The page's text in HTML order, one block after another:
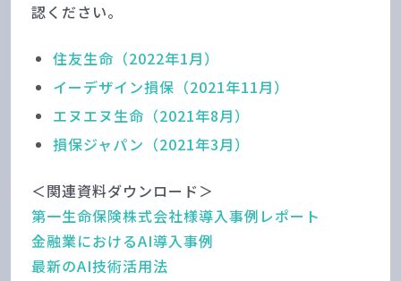
認ください。
住友生命（2022年1月）
イーデザイン損保（2021年11月）
エヌエヌ生命（2021年8月）
損保ジャパン（2021年3月）
＜関連資料ダウンロード＞
第一生命保険株式会社様導入事例レポート
金融業におけるAI導入事例
最新のAI技術活用法